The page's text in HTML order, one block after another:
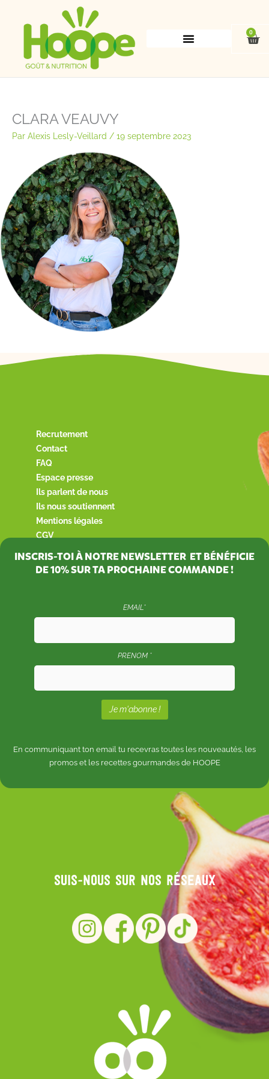
0
CLARA VEAUVY
Par Alexis Lesly-Veillard / 19 septembre 2023
Recrutement
Contact
FAQ
Espace presse
Ils parlent de nous
Ils nous soutiennent
Mentions légales
CGV
INSCRIS-TOI À NOTRE NEWSLETTER ET BÉNÉFICIE
DE10%SUR TA PROCHAINE COMMANDE !
EMAIL*
PRENOM *
En communiquant ton email tu recevras toutes les nouveautés, les
promos et les recettes gourmandes de HOOPE
Suis-nous sur nos réseaux